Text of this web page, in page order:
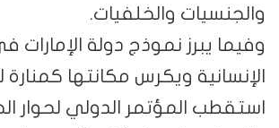
والجنسيات والخلفيات.
وفيما يبرز نموذج دولة الإمارات
الإنسانية ويكرس مكانتها كمنارة
استقطب المؤتمر الدولي لحوار